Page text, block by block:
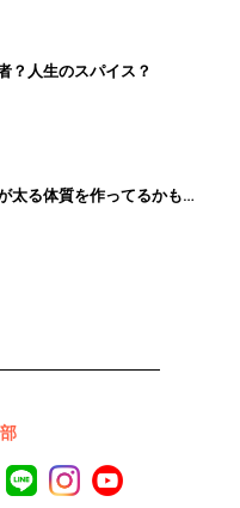
？人生のスパイス？
太る体質を作ってるかも…